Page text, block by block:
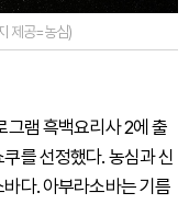
제공=농심)
그램 흑백요리사 2에 출
를 선정했다. 농심과 신
다. 아부라소바는 기름